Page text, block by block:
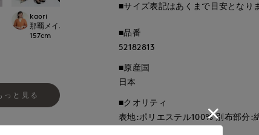
M Maglie le cassetto
kaori
那覇メインプレイスI.T.'S.international
157cm cm
っと見る
■サイズ表記はあくまで目安となり
■品番
52182813
■原産国
日本
■クオリティ
表地:ポリエステル100% 別布部分: